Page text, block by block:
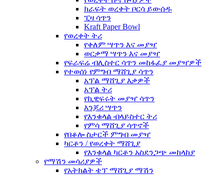
ክራፍት ወረቀት ቦርሳ ይውሰዱ
ፒዛ ሳጥን
Kraft Paper Bowl
የወረቀት ትሪ
የቀለም ሣጥን እና መያዣ
ወርቃማ ሣጥን እና መያዣ
የፍራፍሬ ብሊስተር ሳጥን መከፋፈያ መያዣዎች
የተወሰነ የምግብ ማሸጊያ ሳጥን
አፕል ማሸጊያ እቃዎች
አፕል ትሪ
የኪዊፍሩት መያዣ ሳጥን
እንጆሪ ሣጥን
የእንቁላል ብላይስተር ትሪ
የምሳ ማሸጊያ ሳጥኖች
የበቆሎ ስታርች ምግብ መያዣ
ካርቶን / የወረቀት ማሸጊያ
የእንቁላል ካርቶን አስደንጋጭ መከላከያ
የማሽን መሳሪያዎች
የአትክልት ቴፕ ማሸጊያ ማሽን